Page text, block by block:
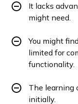
It lacks
might need.
You might
limited for
functionality.
The learning
initially.